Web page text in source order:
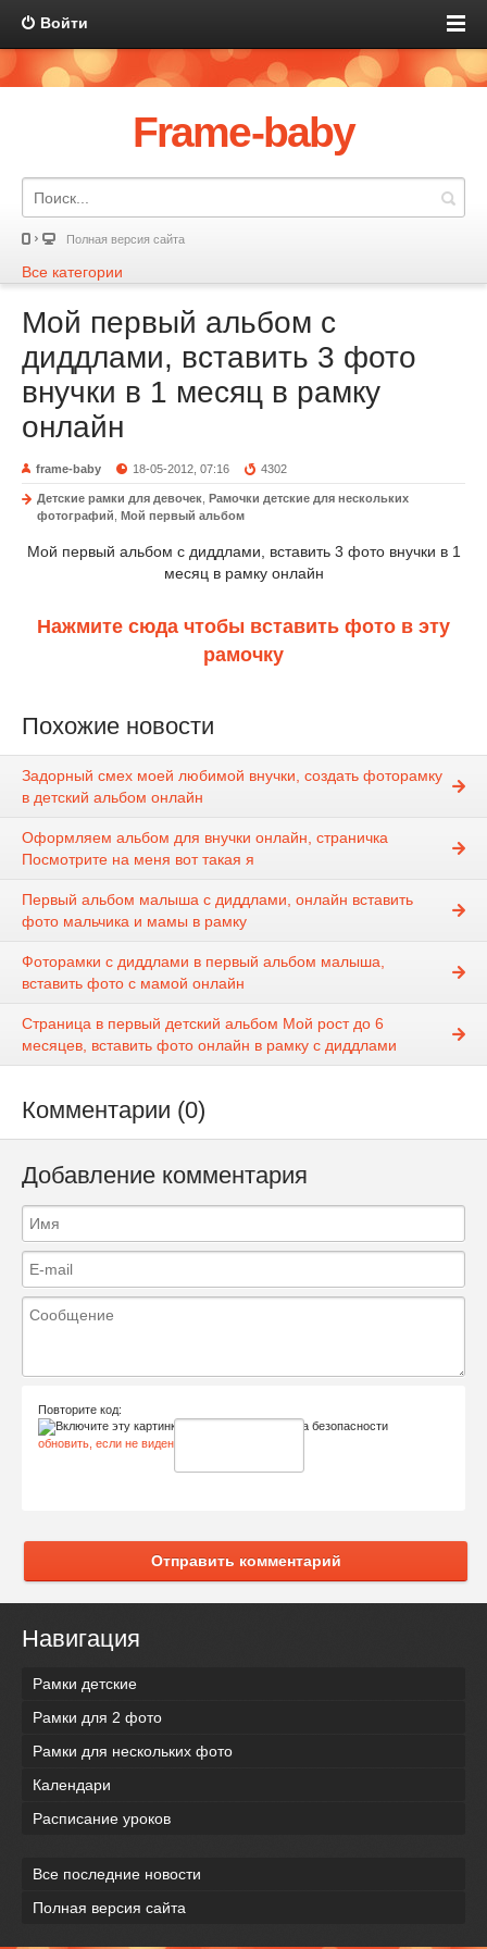
Войти
Frame-baby
Полная версия сайта
Все категории
Мой первый альбом с
диддлами, вставить 3 фото
внучки в 1 месяц в рамку
онлайн
frame-baby 18-05-2012, 07:16 4302
Детские рамки для девочек Рамочки детские для нескольких
фотографий Мой первый альбом
Мой первый альбом с диддлами, вставить 3 фото внучки в 1
месяц в рамку онлайн
Нажмите сюда чтобы вставить фото в эту
рамочку
Похожие новости
Задорный смех моей любимой внучки, создать фоторамку
в детский альбом онлайн
Оформляем альбом для внучки онлайн, страничка
Посмотрите на меня вот такая я
Первый альбом малыша с диддлами, онлайн вставить
фото мальчика и мамы в рамку
Фоторамки с диддлами в первый альбом малыша,
вставить фото с мамой онлайн
Страница в первый детский альбом Мой рост до 6
месяцев, вставить фото онлайн в рамку с диддлами
Комментарии (0)
Добавление комментария
Повторите код:
обновить, если не виден код
Отправить комментарий
Навигация
Рамки детские
Рамки для 2 фото
Рамки для нескольких фото
Календари
Расписание уроков
Все последние новости
Полная версия сайта